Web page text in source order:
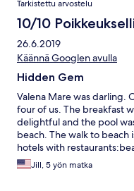
Tarkistettu arvostelu
10/10
26.6.2019
Käännä Googlen avulla
Hidden Gem
Valena Mare was darling.
four of us. The breakfast
delightful and the pool
beach. The walk to beach
hotels with
Plaka area is about 20
there along with beach
Jill, 5 yön matka